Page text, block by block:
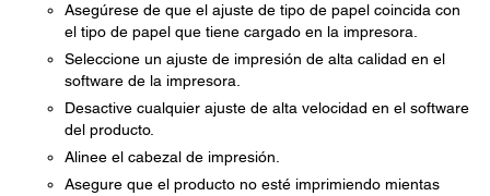
Asegúrese de que el ajuste de tipo de papel coincida con
el tipo de papel que tiene cargado en la impresora.
Seleccione un ajuste de impresión de alta calidad en el
software de la impresora.
Desactive cualquier ajuste de alta velocidad en el software
del producto.
Alinee el cabezal de impresión.
Asegure que el producto no esté imprimiendo mientas